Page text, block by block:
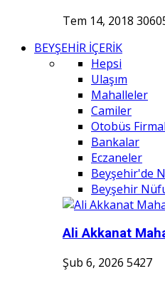
Tem 14, 2018
BEYŞEHİR İÇERİK
Hepsi
Ulaşım
Mahalleler
Camiler
Otobüs
Bankalar
Eczaneler
Beyşehir'de
Beyşehir
Ali Akkanat
Şub 6, 2026 5427